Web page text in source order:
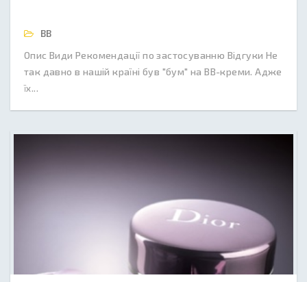
BB
Опис Види Рекомендації по застосуванню Відгуки Не
так давно в нашій країні був "бум" на BB-креми. Адже
їх...